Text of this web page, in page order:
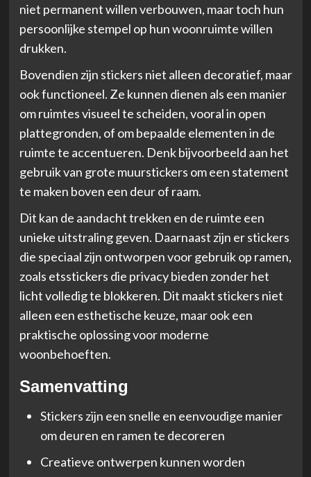
niet permanent willen verbouwen, maar toch hun
persoonlijke stempel op hun woonruimte willen
drukken.
Bovendien zijn stickers niet alleen decoratief, maar
ook functioneel. Ze kunnen dienen als een manier
om ruimtes visueel te scheiden, vooral in open
plattegronden, of om bepaalde elementen in de
ruimte te accentueren. Denk bijvoorbeeld aan het
gebruik van grote muurstickers om een statement
te maken boven een deur of raam.
Dit kan de aandacht trekken en de ruimte een
unieke uitstraling geven. Daarnaast zijn er stickers
die speciaal zijn ontworpen voor gebruik op ramen,
zoals etsstickers die privacy bieden zonder het
licht volledig te blokkeren. Dit maakt stickers niet
alleen een esthetische keuze, maar ook een
praktische oplossing voor moderne
woonbehoeften.
Samenvatting
Stickers zijn een snelle en eenvoudige manier
om deuren en ramen te decoreren
Creatieve ontwerpen kunnen worden